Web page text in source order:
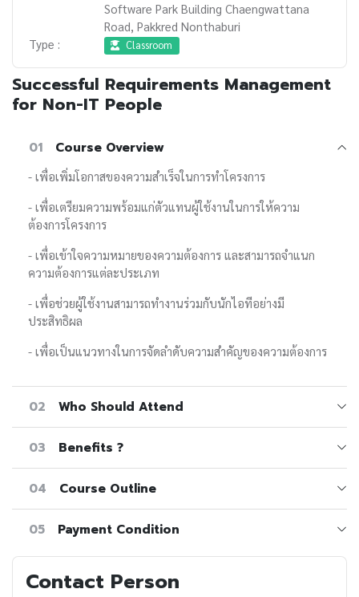
Software Park Building Chaengwattana
Road, Pakkred Nonthaburi
Type :
Classroom
Successful Requirements Management
for Non-IT People
01 Course Overview
- เพื่อเพิ่มโอกาสของความสำเร็จในการทำโครงการ
- เพื่อเตรียมความพร้อมแก่ตัวแทนผู้ใช้งานในการให้ความ
ต้องการโครงการ
- เพื่อเข้าใจความหมายของความต้องการ และสามารถจำแนก
ความต้องการแต่ละประเภท
- เพื่อช่วยผู้ใช้งานสามารถทำงานร่วมกับนักไอทีอย่างมี
ประสิทธิผล
- เพื่อเป็นแนวทางในการจัดลำดับความสำคัญของความต้องการ
02 Who Should Attend
03 Benefits ?
04 Course Outline
05 Payment Condition
Contact Person